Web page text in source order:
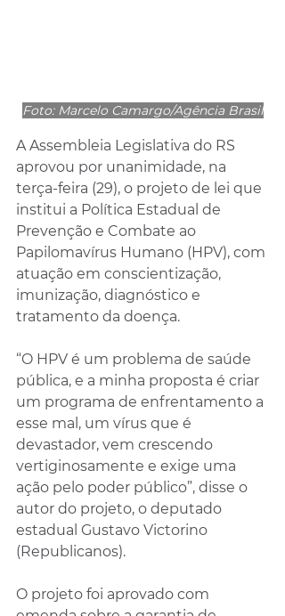
Foto: Marcelo Camargo/Agência Brasil
A Assembleia Legislativa do RS
aprovou por unanimidade, na
terça-feira (29), o projeto de lei que
institui a Política Estadual de
Prevenção e Combate ao
Papilomavírus Humano (HPV), com
atuação em conscientização,
imunização, diagnóstico e
tratamento da doença.
“O HPV é um problema de saúde
pública, e a minha proposta é criar
um programa de enfrentamento a
esse mal, um vírus que é
devastador, vem crescendo
vertiginosamente e exige uma
ação pelo poder público”, disse o
autor do projeto, o deputado
estadual Gustavo Victorino
(Republicanos).
O projeto foi aprovado com